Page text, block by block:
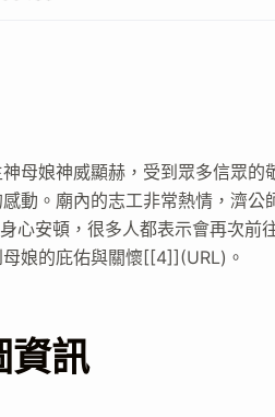
母娘神威顯赫，受到眾多信眾
動。廟內的志工非常熱情，濟公
心安頓，很多人都表示會再次前
娘的庇佑與關懷[[4]](URL)。
資訊